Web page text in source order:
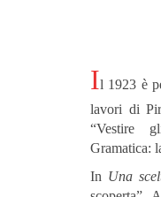
Il 1923 è
lavori di
“Vestire
Gramatica:
In Una